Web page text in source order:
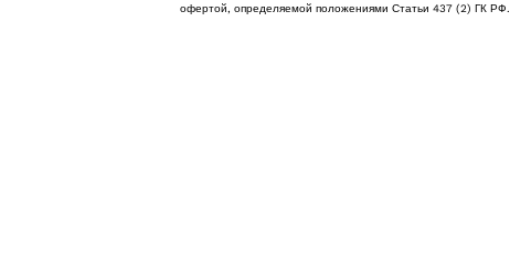
офертой, определяемой положениями Статьи 437 (2) ГК РФ.